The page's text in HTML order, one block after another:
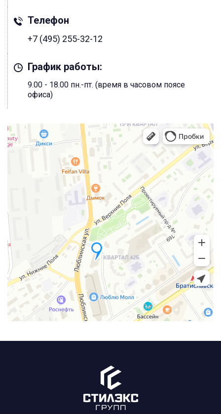
Телефон
+7 (495) 255-32-12
График работы:
9.00 - 18.00 пн.-пт. (время в часовом поясе
офиса)